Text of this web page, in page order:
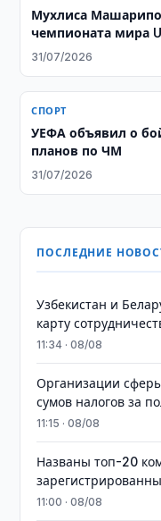
Мухлиса
чемпионата мира
31/07/2026
СПОРТ
УЕФА объявил о
планов по ЧМ
31/07/2026
ПОСЛЕДНИЕ
Узбекистан и
карту
11:34 · 08/08
Организации
сумов налогов за
11:15 · 08/08
Названы топ-20
11:00 · 08/08